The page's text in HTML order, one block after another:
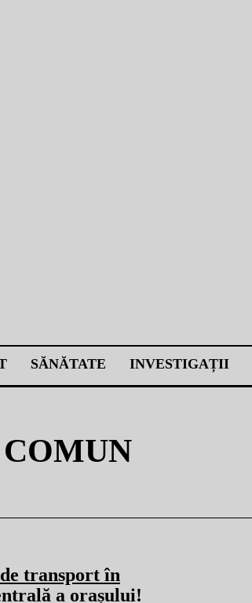
SĂNĂTATE INVESTIGAȚII
transport în
a orașului!